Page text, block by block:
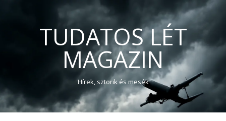
TUDATOS LÉT
MAGAZIN
Hírek, sztorik és mesék